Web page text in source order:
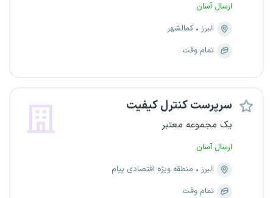
ارسال آسان
البرز
کمالشهر
تمام وقت
سرپرست کنترل کیفیت
یک مجموعه معتبر
ارسال آسان
البرز
منطقه ویژه اقتصادی پیام
تمام وقت